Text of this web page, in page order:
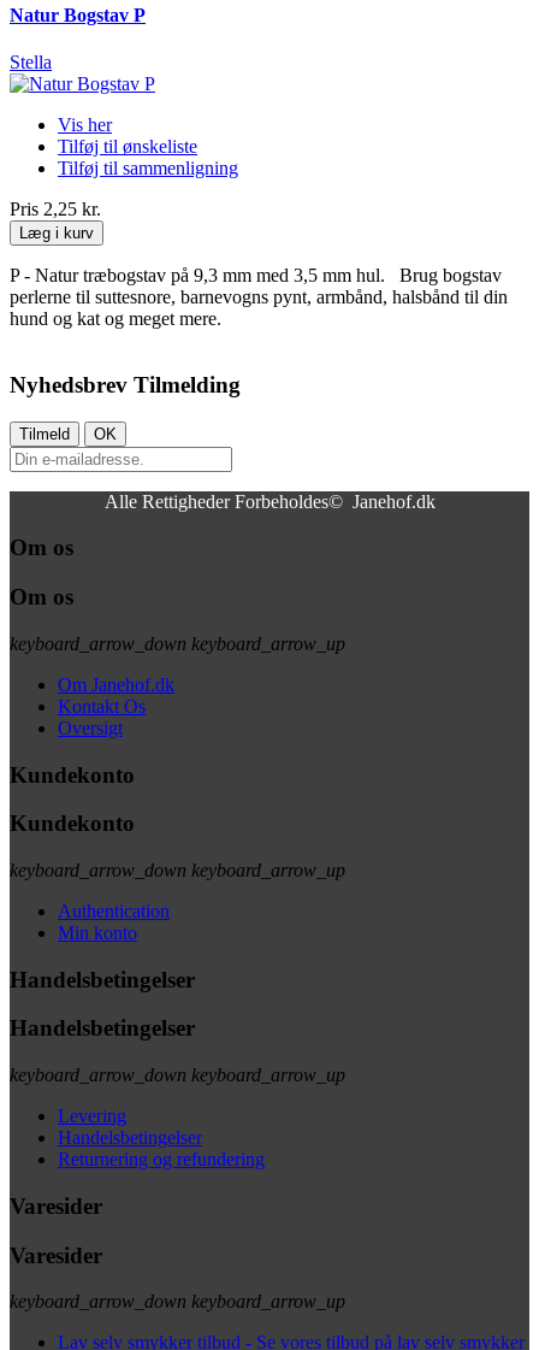
Natur Bogstav P
Stella
Vis her
Tilføj til ønskeliste
Tilføj til sammenligning
Pris 2,25 kr.
Læg i kurv
P - Natur træbogstav på 9,3 mm med 3,5 mm hul. Brug bogstav
perlerne til suttesnore, barnevogns pynt, armbånd, halsbånd til din
hund og kat og meget mere.
Nyhedsbrev Tilmelding
Alle Rettigheder Forbeholdes© Janehof.dk
Om os
Om os
keyboard_arrow_down keyboard_arrow_up
Om Janehof.dk
Kontakt Os
Oversigt
Kundekonto
Kundekonto
keyboard_arrow_down keyboard_arrow_up
Authentication
Min konto
Handelsbetingelser
Handelsbetingelser
keyboard_arrow_down keyboard_arrow_up
Levering
Handelsbetingelser
Returnering og refundering
Varesider
Varesider
keyboard_arrow_down keyboard_arrow_up
Lav selv smykker tilbud - Se vores tilbud på lav selv smykker